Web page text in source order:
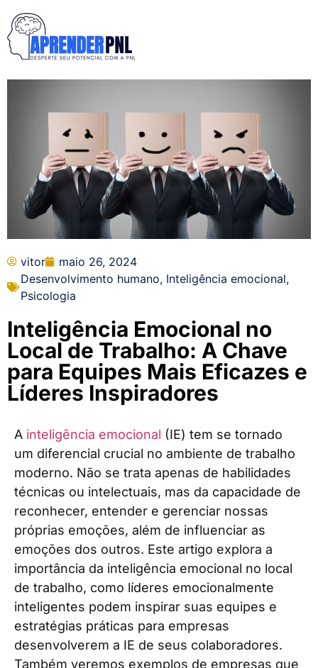
vitor
maio 26, 2024
Desenvolvimento humano, Inteligência emocional,
Psicologia
Inteligência Emocional no
Local de Trabalho: A Chave
para Equipes Mais Eficazes e
Líderes Inspiradores
A inteligência emocional (IE) tem se tornado
um diferencial crucial no ambiente de trabalho
moderno. Não se trata apenas de habilidades
técnicas ou intelectuais, mas da capacidade de
reconhecer, entender e gerenciar nossas
próprias emoções, além de influenciar as
emoções dos outros. Este artigo explora a
importância da inteligência emocional no local
de trabalho, como líderes emocionalmente
inteligentes podem inspirar suas equipes e
estratégias práticas para empresas
desenvolverem a IE de seus colaboradores.
Também veremos exemplos de empresas que